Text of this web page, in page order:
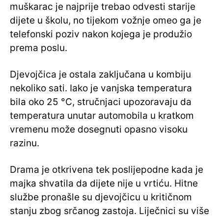
muškarac je najprije trebao odvesti starije
dijete u školu, no tijekom vožnje omeo ga je
telefonski poziv nakon kojega je produžio
prema poslu.
Djevojčica je ostala zaključana u kombiju
nekoliko sati. Iako je vanjska temperatura
bila oko 25 °C, stručnjaci upozoravaju da
temperatura unutar automobila u kratkom
vremenu može dosegnuti opasno visoku
razinu.
Drama je otkrivena tek poslijepodne kada je
majka shvatila da dijete nije u vrtiću. Hitne
službe pronašle su djevojčicu u kritičnom
stanju zbog srčanog zastoja. Liječnici su više